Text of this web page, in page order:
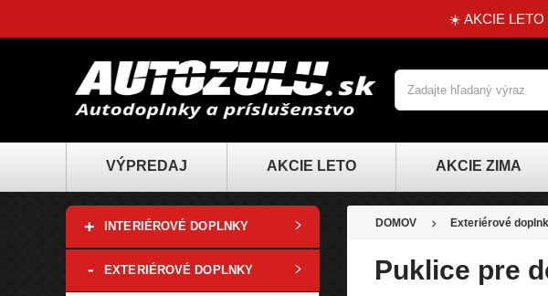
☀️ AKCIE LETO
VÝPREDAJ AKCIE LETO AKCIE ZIMA
+ INTERIÉROVÉ DOPLNKY
- EXTERIÉROVÉ DOPLNKY
DOMOV Exteriérové
Puklice pre